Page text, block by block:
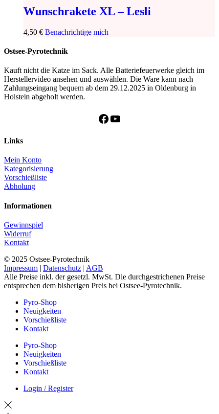
Wunschrakete XL – Lesli
4,50 € Benachrichtige mich
Ostsee-Pyrotechnik
Kauft nicht die Katze im Sack. Alle Batteriefeuerwerke gleich im
Herstellervideo ansehen und auswählen. Die Ware kann nach
Zahlungseingang bequem ab dem 29.12.2025 in Oldenburg in
Holstein abgeholt werden.
Facebook
YouTube
Links
Mein Konto
Kategorisierung
Vorschießliste
Abholung
Informationen
Gewinnspiel
Widerruf
Kontakt
© 2025 Ostsee-Pyrotechnik
Impressum | Datenschutz | AGB
Alle Preise inkl. der gesetzl. MwSt. Die durchgestrichenen Preise
entsprechen dem bisherigen Preis bei Ostsee-Pyrotechnik.
Pyro-Shop
Neuigkeiten
Vorschießliste
Kontakt
Pyro-Shop
Neuigkeiten
Vorschießliste
Kontakt
Login / Register